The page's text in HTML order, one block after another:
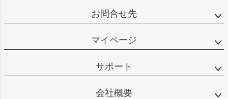
お問合せ先
マイページ
サポート
会社概要